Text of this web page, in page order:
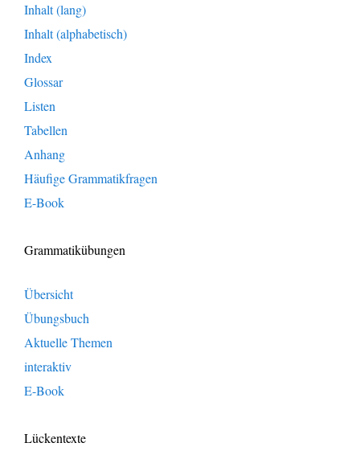
Inhalt (lang)
Inhalt (alphabetisch)
Index
Glossar
Listen
Tabellen
Anhang
Häufige Grammatikfragen
E-Book
Grammatikübungen
Übersicht
Übungsbuch
Aktuelle Themen
interaktiv
E-Book
Lückentexte